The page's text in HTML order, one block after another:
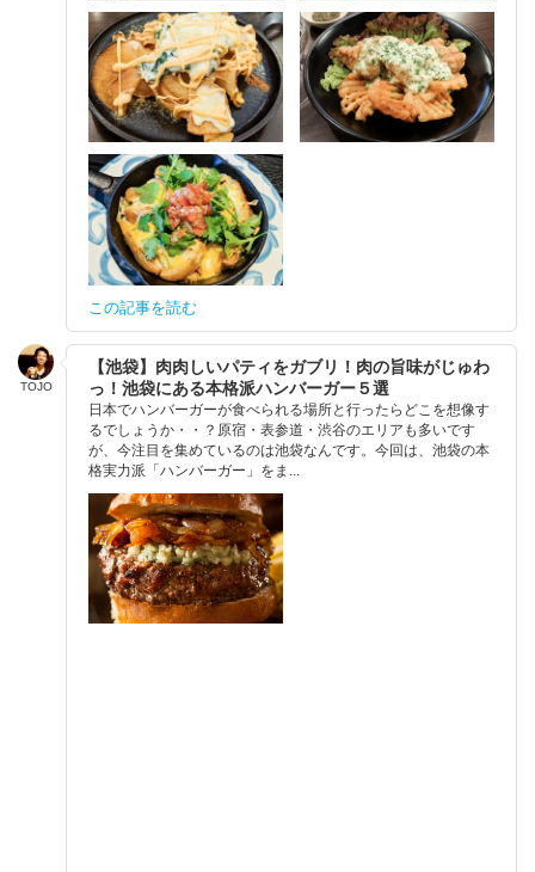
この記事を読む
TOJO
【池袋】肉肉しいパティをガブリ！肉の旨味がじゅわ
っ！池袋にある本格派ハンバーガー５選
日本でハンバーガーが食べられる場所と行ったらどこを想像す
るでしょうか・・？原宿・表参道・渋谷のエリアも多いです
が、今注目を集めているのは池袋なんです。今回は、池袋の本
格実力派「ハンバーガー」をま...